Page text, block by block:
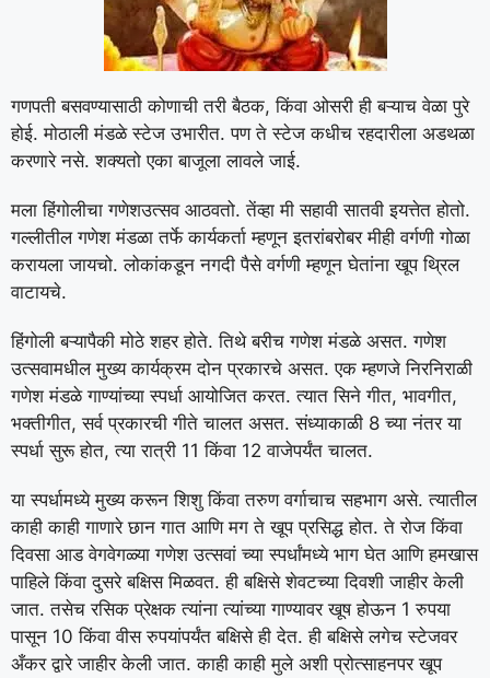
गणपती बसवण्यासाठी कोणाची तरी बैठक, किंवा ओसरी ही बऱ्याच वेळा पुरे
होई. मोठाली मंडळे स्टेज उभारीत. पण ते स्टेज कधीच रहदारीला अडथळा
करणारे नसे. शक्यतो एका बाजूला लावले जाई.
मला हिंगोलीचा गणेशउत्सव आठवतो. तेंव्हा मी सहावी सातवी इयत्तेत होतो.
गल्लीतील गणेश मंडळा तर्फे कार्यकर्ता म्हणून इतरांबरोबर मीही वर्गणी गोळा
करायला जायचो. लोकांकडून नगदी पैसे वर्गणी म्हणून घेतांना खूप थ्रिल
वाटायचे.
हिंगोली बऱ्यापैकी मोठे शहर होते. तिथे बरीच गणेश मंडळे असत. गणेश
उत्सवामधील मुख्य कार्यक्रम दोन प्रकारचे असत. एक म्हणजे निरनिराळी
गणेश मंडळे गाण्यांच्या स्पर्धा आयोजित करत. त्यात सिने गीत, भावगीत,
भक्तीगीत, सर्व प्रकारची गीते चालत असत. संध्याकाळी 8 च्या नंतर या
स्पर्धा सुरू होत, त्या रात्री 11 किंवा 12 वाजेपर्यंत चालत.
या स्पर्धामध्ये मुख्य करून शिशु किंवा तरुण वर्गाचाच सहभाग असे. त्यातील
काही काही गाणारे छान गात आणि मग ते खूप प्रसिद्ध होत. ते रोज किंवा
दिवसा आड वेगवेगळ्या गणेश उत्सवां च्या स्पर्धांमध्ये भाग घेत आणि हमखास
पाहिले किंवा दुसरे बक्षिस मिळवत. ही बक्षिसे शेवटच्या दिवशी जाहीर केली
जात. तसेच रसिक प्रेक्षक त्यांना त्यांच्या गाण्यावर खूष होऊन 1 रुपया
पासून 10 किंवा वीस रुपयांपर्यंत बक्षिसे ही देत. ही बक्षिसे लगेच स्टेजवर
अँकर द्वारे जाहीर केली जात. काही काही मुले अशी प्रोत्साहनपर खूप